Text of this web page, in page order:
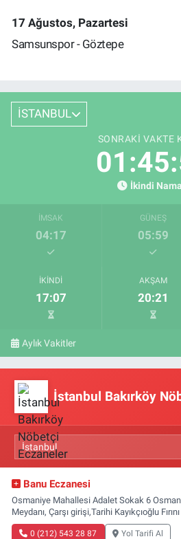
17 Ağustos, Pazartesi
Samsunspor - Göztepe
İSTANBUL
SONRAKI VAKTE
İkindi
İMSAK
04:17
GÜNEŞ
05:59
İKINDI
17:07
AKŞAM
20:21
Aylık Vakitler
İstanbul Bakırköy
Banu Eczanesi
Osmaniye Mahallesi Adalet Sokak 6
Meydanı, Çarşı girişi,Tarihi Kayıkçıoğlu
0 (212) 543 28 87 Yol Tarifi Al